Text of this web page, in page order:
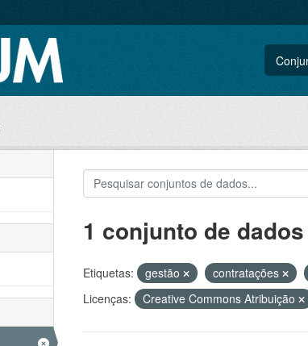
1 conjunto de
Etiquetas: gestão contratações
Licenças:
Creative Commons Atribuição